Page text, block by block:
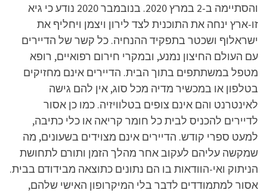
והסתיימה ב-2 במרץ 2020. בנובמבר 2020 נודע כי גיא
זו-ארץ ינחה את התוכנית לצד לירון ויצמן ויחליף את
ישראלוף ושכטר בתפקיד ההנחיה. כל קשר של הדיירים
עם העולם החיצון נמנע, ובמקרי חירום רפואיים, רופא
מטפל במשתתפים בתוך הבית. הדיירים אינם מחזיקים
בטלפון או במכשיר מדיה מכל סוג, אין להם גישה
לאינטרנט והם אינם צופים בטלוויזיה. כמו כן אסור
לדיירים להכניס לבית כל חומר קריאה או כלי כתיבה,
למעט ספרי קודש. הדיירים אינם מצוידים בשעונים, מה
שמקשה עליהם לעקוב אחר מהלך הזמן ותורם לתחושת
הניתוק ואי-הוודאות בו הם נתונים כתוצאה מבידודם בבית.
אסור למתמודדים לדבר בלי המיקרופון האישי שלהם,